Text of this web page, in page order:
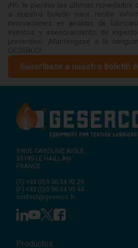
¡No te pierdas las últimas novedades
a nuestro boletín para recibir
innovaciones en análisis de
eventos y asesoramiento de
preventivo. ¡Manténgase a la
GESERCO!
Suscríbase a nuestro boletín
9 RUE CAROLINE AIGLE
33185 LE HAILLAN
FRANCE
(T) +33 (0)5 56 34 92 29
(F) +33 (0)5 56 34 95 44
contact@geserco.fr
Productos